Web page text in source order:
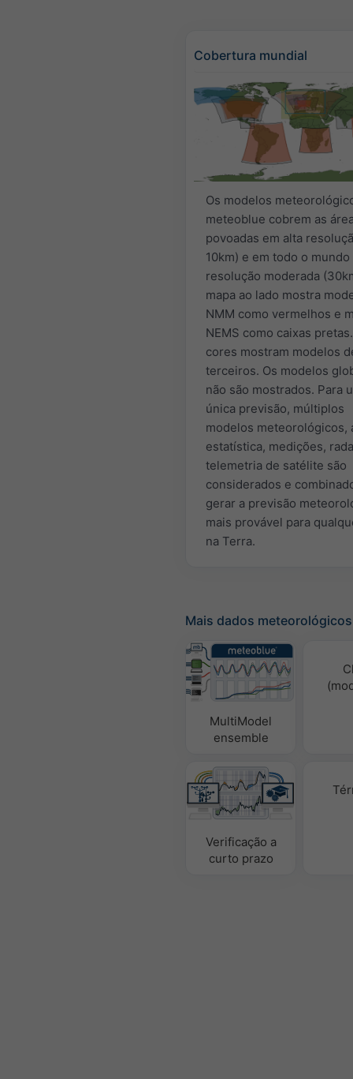
Cobertura mundial
Os modelos
meteoblue cobrem as
povoadas em alta
10km) e em todo o mundo
resolução moderada
mapa ao lado mostra
NMM como vermelhos e
NEMS como caixas
cores mostram modelos
terceiros. Os modelos
não são mostrados. Para
única previsão, múltiplos
modelos meteorológicos,
estatística, medições,
telemetria de satélite são
considerados e
gerar a previsão
mais provável para
na Terra.
Mais dados meteorológicos
MultiModel
ensemble
Verificação a
curto prazo